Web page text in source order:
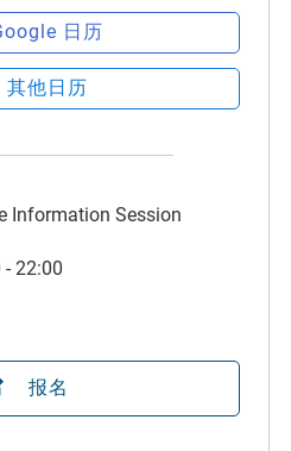
日历
其他日历
Information Session
- 22:00
报名